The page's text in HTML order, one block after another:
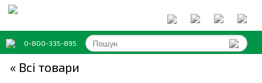
0-800-335-895
« Всi товари